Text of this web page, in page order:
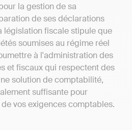
la gestion de sa
de ses déclarations
législation fiscale stipule que
soumises au régime réel
à l'administration des
et fiscaux qui respectent des
solution de comptabilité,
suffisante pour
vos exigences comptables.